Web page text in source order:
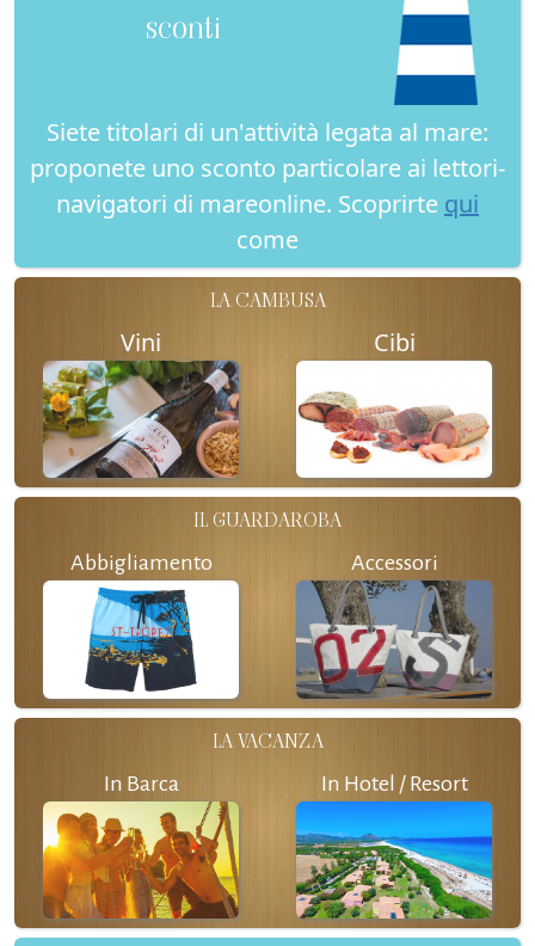
sconti
Siete titolari di un'attività legata al mare:
proponete uno sconto particolare ai lettori-
navigatori di mareonline. Scoprirte qui
come
LA CAMBUSA
Vini Cibi
IL GUARDAROBA
Abbigliamento Accessori
LA VACANZA
In Barca In Hotel / Resort